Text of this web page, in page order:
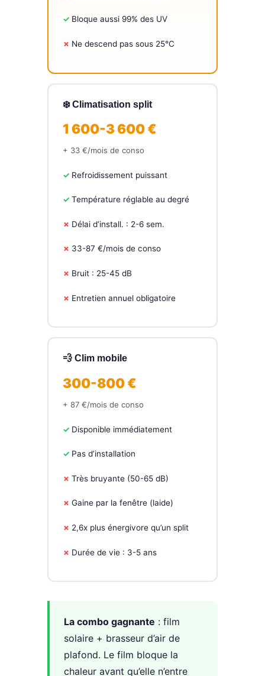
Bloque aussi 99% des UV
Ne descend pas sous 25°C
❄️ Climatisation split
1 600-3 600 €
+ 33 €/mois de conso
Refroidissement puissant
Température réglable au degré
Délai d’install. : 2-6 sem.
33-87 €/mois de conso
Bruit : 25-45 dB
Entretien annuel obligatoire
💨 Clim mobile
300-800 €
+ 87 €/mois de conso
Disponible immédiatement
Pas d’installation
Très bruyante (50-65 dB)
Gaine par la fenêtre (laide)
2,6x plus énergivore qu’un split
Durée de vie : 3-5 ans
La combo gagnante : film
solaire + brasseur d’air de
plafond. Le film bloque la
chaleur avant qu’elle n’entre